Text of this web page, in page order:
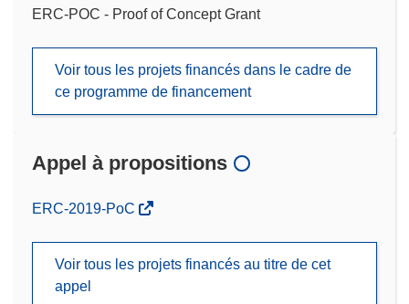
ERC-POC - Proof of Concept Grant
Voir tous les projets financés dans le cadre de
ce programme de financement
Appel à propositions
(s’ouvre
nouvelle
fenêtre)
ERC-2019-PoC
Voir tous les projets financés au titre de cet
appel